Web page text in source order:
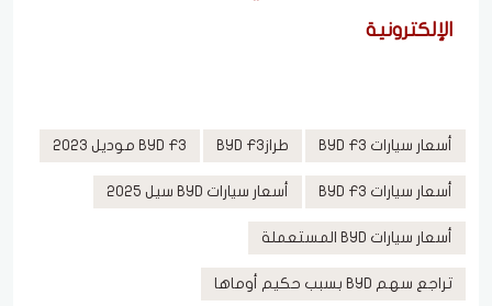
الإلكترونية
أسعار سيارات BYD F3 طرازBYD F3 BYD F3 موديل 2023
أسعار سيارات BYD F3 أسعار سيارات BYD سيل 2025
أسعار سيارات BYD المستعملة
تراجع سهم BYD بسبب حكيم أوماها